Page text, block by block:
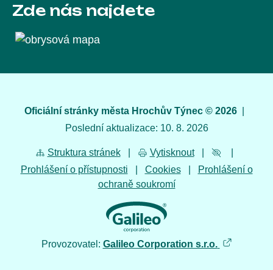
Zde nás najdete
Oficiální stránky města Hrochův Týnec © 2026
Poslední aktualizace: 10. 8. 2026
Struktura stránek Vytisknout
Prohlášení o přístupnosti
Cookies
Prohlášení o
ochraně soukromí
Provozovatel: Galileo Corporation s.r.o.